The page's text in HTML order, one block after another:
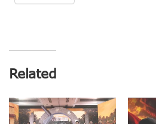
Related